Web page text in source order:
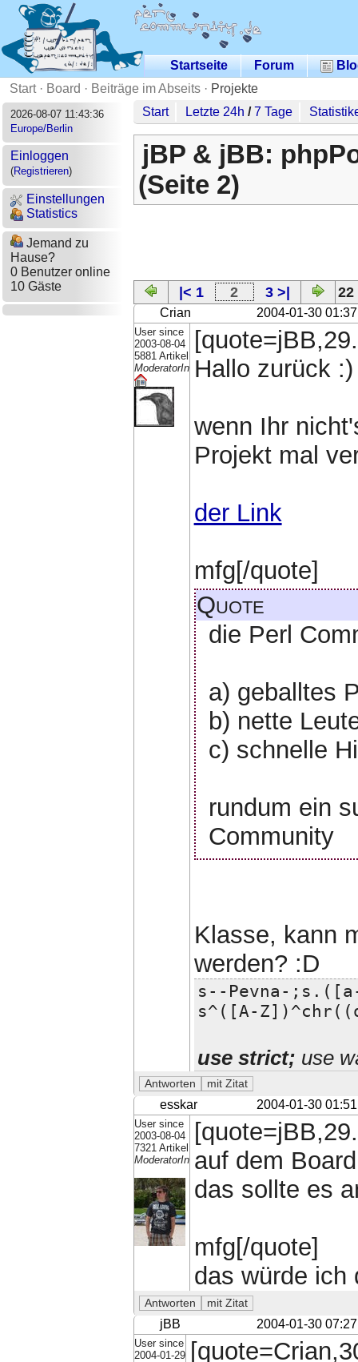
Startseite Forum
Start· Board · Beiträge im Abseits · Projekte
2026-08-07 11:43:36
Europe/Berlin
Einloggen
(Registrieren)
Einstellungen
Statistics
Jemand zu
Hause?
0 Benutzer online
10 Gäste
Start Letzte 24h /7 Tage
jBP & jBB:
(Seite 2)
|< 1 2 3 >|
Crian 2004-01-30 01:37
User since
2003-08-04
5881 Artikel
ModeratorIn Hallo zurück :)
wenn Ihr
Projekt mal
der Link
mfg[/quote]
Quote
die Perl
a) geballtes
b) nette
c) schnelle
rundum ein
Community
Klasse, kann
werden? :D
s--Pevna-
s^([A-
use strict; use
esskar 2004-01-30 01:51
User since
2003-08-04
7321 Artikel
ModeratorIn auf dem
das sollte es
mfg[/quote]
das würde ich
jBB 2004-01-30 07:27
User since
2004-01-29